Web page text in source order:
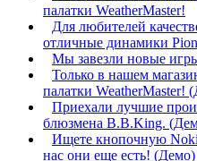
палатки WeatherMaster!
Для любителей
отличные динамики
Мы завезли новые
​Только в нашем
палатки WeatherMaster!
Приехали лучшие
блюзмена B.B.King.
Ищете кнопочную
нас они еще есть! (Демо)